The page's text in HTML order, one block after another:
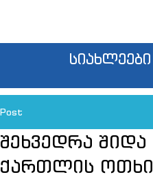
სიახლეები
Post
შეხვედრა შიდა
ქართლის ოთხი